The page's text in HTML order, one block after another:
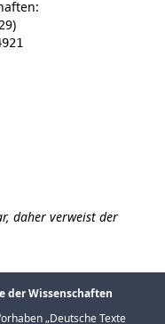
daher verweist der
der Wissenschaften
„Deutsche Texte